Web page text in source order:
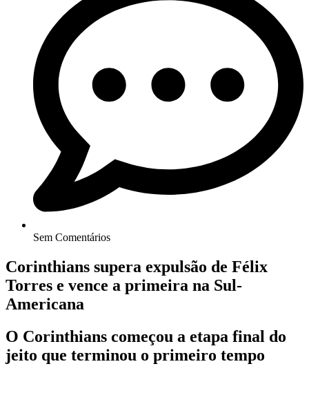
Sem Comentários
Corinthians supera expulsão de Félix
Torres e vence a primeira na Sul-
Americana
O Corinthians começou a etapa final do
jeito que terminou o primeiro tempo